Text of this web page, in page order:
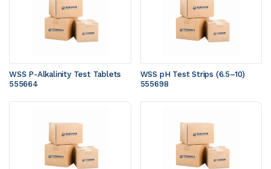
WSS P-Alkalinity Test Tablets
555664
WSS pH Test Strips (6.5–10)
555698